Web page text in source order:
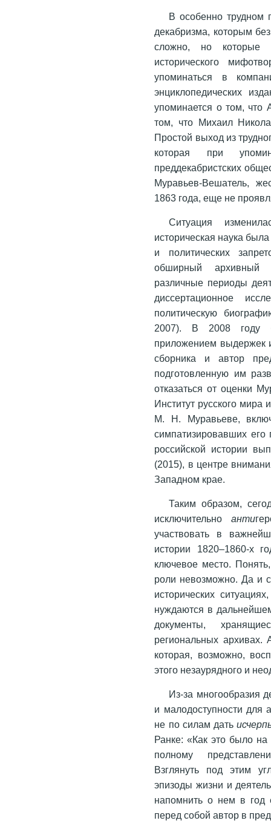
В особенно трудном
декабризма, которым
сложно, но которые
исторического
упоминаться в
энциклопедических
упоминается о том,
том, что Михаил
Простой выход из
которая при
преддекабристских
Муравьев-Вешатель,
1863 года, еще не
Ситуация
историческая наука
и политических
обширный архивный
различные периоды
диссертационное
политическую
2007). В 2008 году
приложением выдержек
сборника и автор
подготовленную им
отказаться от оценки
Институт русского мира
М. Н. Муравьеве,
симпатизировавших его
российской истории
(2015), в центре
Западном крае.
Таким образом,
исключительноанти
участвовать в
истории 1820–1860-х
ключевое место.
роли невозможно. Да и
исторических
нуждаются в
документы,
региональных архивах.
которая, возможно,
этого незаурядного и
Из-за многообразия
и малодоступности для
не по силам дать
Ранке: «Как это было
полному
Взглянуть под этим
эпизоды жизни и
напомнить о нем в год
перед собой автор в